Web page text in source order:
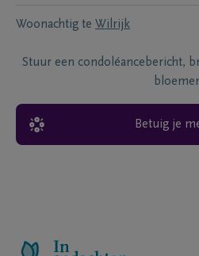
Woonachtig te Wilrijk
Stuur een condoléancebericht,
Betuig je